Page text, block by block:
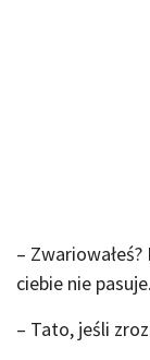
–
ciebie nie pasuje.
– Tato, jeśli